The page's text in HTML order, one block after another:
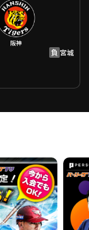
集（別ウィンドウで開く
阪神
負 宮城